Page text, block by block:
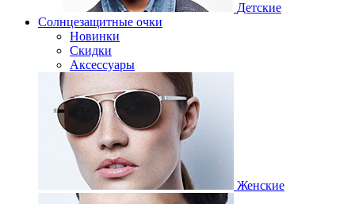
Детские
Солнцезащитные очки
Новинки
Скидки
Аксессуары
Женские